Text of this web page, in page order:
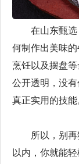
在山东甄选
何制作出美味的
烹饪以及摆盘
公开透明，没
真正实用的技能
所以，别再
以内，你就能